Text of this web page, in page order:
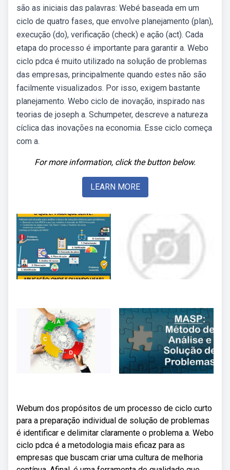
são as iniciais das palavras: Webé baseada em um
ciclo de quatro fases, que envolve planejamento (plan),
execução (do), verificação (check) e ação (act). Cada
etapa do processo é importante para garantir a. Webo
ciclo pdca é muito utilizado na solução de problemas
das empresas, principalmente quando estes não são
facilmente visualizados. Por isso, exigem bastante
planejamento. Webo ciclo de inovação, inspirado nas
teorias de joseph a. Schumpeter, descreve a natureza
cíclica das inovações na economia. Esse ciclo começa
com a.
For more information, click the button below.
LEARN MORE
Webum dos propósitos de um processo de ciclo curto
para a preparação individual de solução de problemas
é identificar e delimitar claramente o problema a. Webo
ciclo pdca é a metodologia mais eficaz para as
empresas que buscam criar uma cultura de melhoria